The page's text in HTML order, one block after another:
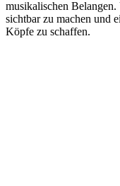
musikalischen
sichtbar zu machen und
Köpfe zu schaffen.